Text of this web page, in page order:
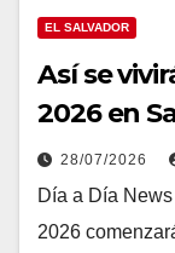
EL SALVADOR
Así se
2026 en
28/07/2026
Día a Día
2026